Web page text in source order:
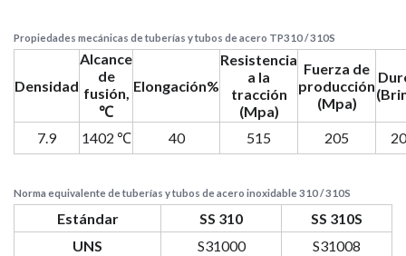
Propiedades mecánicas de tuberías y tubos de acero TP310 / 310S
Densidad
Alcance
de
fusión,
℃
Elongación%
Resistencia
a la
tracción
(Mpa)
Fuerza de
producción
(Mpa)
7.9 1402 ℃ 40 515 205
Norma equivalente de tuberías y tubos de acero inoxidable 310 / 310S
Estándar SS 310
SS 310S
UNS
S31000
S31008